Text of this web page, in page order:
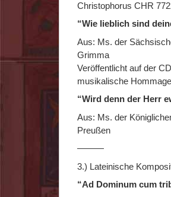
Christophorus CHR
“Wie lieblich sind
Aus: Ms. der
Grimma
Veröffentlicht auf der
musikalische
“Wird denn der Herr
Aus: Ms. der
Preußen
———
3.) Lateinische
“Ad Dominum cum